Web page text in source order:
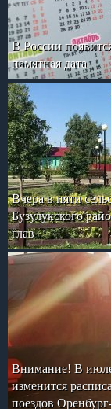
В России
памятная дата
Вчера в пяти
Бузулукского
глав
Внимание! В
изменится
поездов